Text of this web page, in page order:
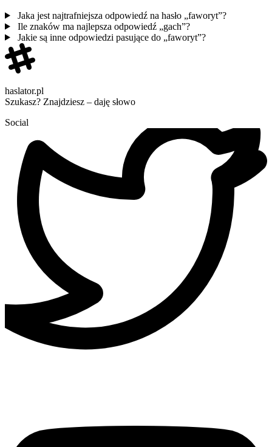
Jaka jest najtrafniejsza odpowiedź na hasło „faworyt”?
Ile znaków ma najlepsza odpowiedź „gach”?
Jakie są inne odpowiedzi pasujące do „faworyt”?
haslator.pl
Szukasz? Znajdziesz – daję słowo
Social